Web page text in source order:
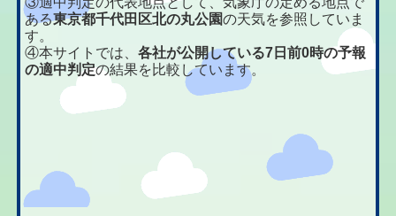
ある東京都千代田区北の丸公園の天気を参照していま
す。
④本サイトでは、各社が公開している7日前0時の予報
の適中判定の結果を比較しています。